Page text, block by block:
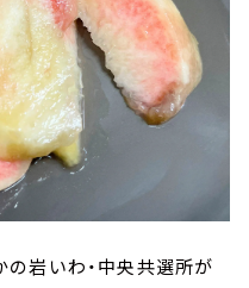
の岩いわ・中央共選所が